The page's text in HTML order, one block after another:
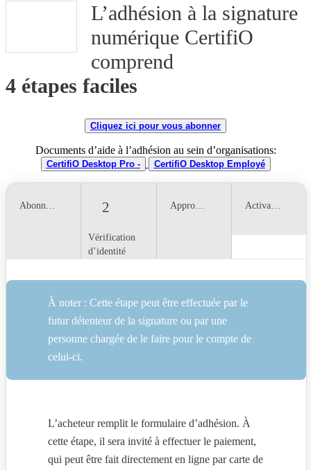
L’adhésion à la signature
numérique CertifiO
comprend
4 étapes faciles
Cliquez ici pour vous abonner
Documents d’aide à l’adhésion au sein d’organisations:
CertifiO Desktop Pro - CertifiO Desktop Employé
Abonnement 2
Vérification
d’identité
Approbation Activation
À noter : Cette étape peut être effectuée par le
futur détenteur de la signature ou par une
personne chargée de le faire pour le compte de
celui-ci.
L’acheteur remplit le formulaire d’adhésion. À
cette étape, il sera invité à effectuer le paiement,
qui peut être fait directement en ligne par carte de